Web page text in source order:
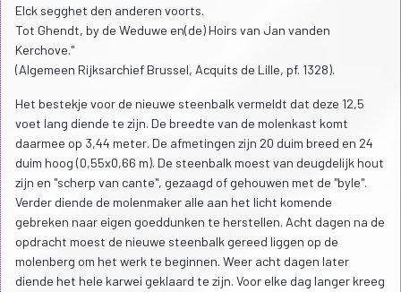
Elck segghet den anderen voorts.
Tot Ghendt, by de Weduwe en(de) Hoirs van Jan vanden
Kerchove."
(Algemeen Rijksarchief Brussel, Acquits de Lille, pf. 1328).
Het bestekje voor de nieuwe steenbalk vermeldt dat deze 12,5
voet lang diende te zijn. De breedte van de molenkast komt
daarmee op 3,44 meter. De afmetingen zijn 20 duim breed en 24
duim hoog (0,55x0,66 m). De steenbalk moest van deugdelijk hout
zijn en "scherp van cante", gezaagd of gehouwen met de "byle".
Verder diende de molenmaker alle aan het licht komende
gebreken naar eigen goeddunken te herstellen. Acht dagen na de
opdracht moest de nieuwe steenbalk gereed liggen op de
molenberg om het werk te beginnen. Weer acht dagen later
diende het hele karwei geklaard te zijn. Voor elke dag langer kreeg